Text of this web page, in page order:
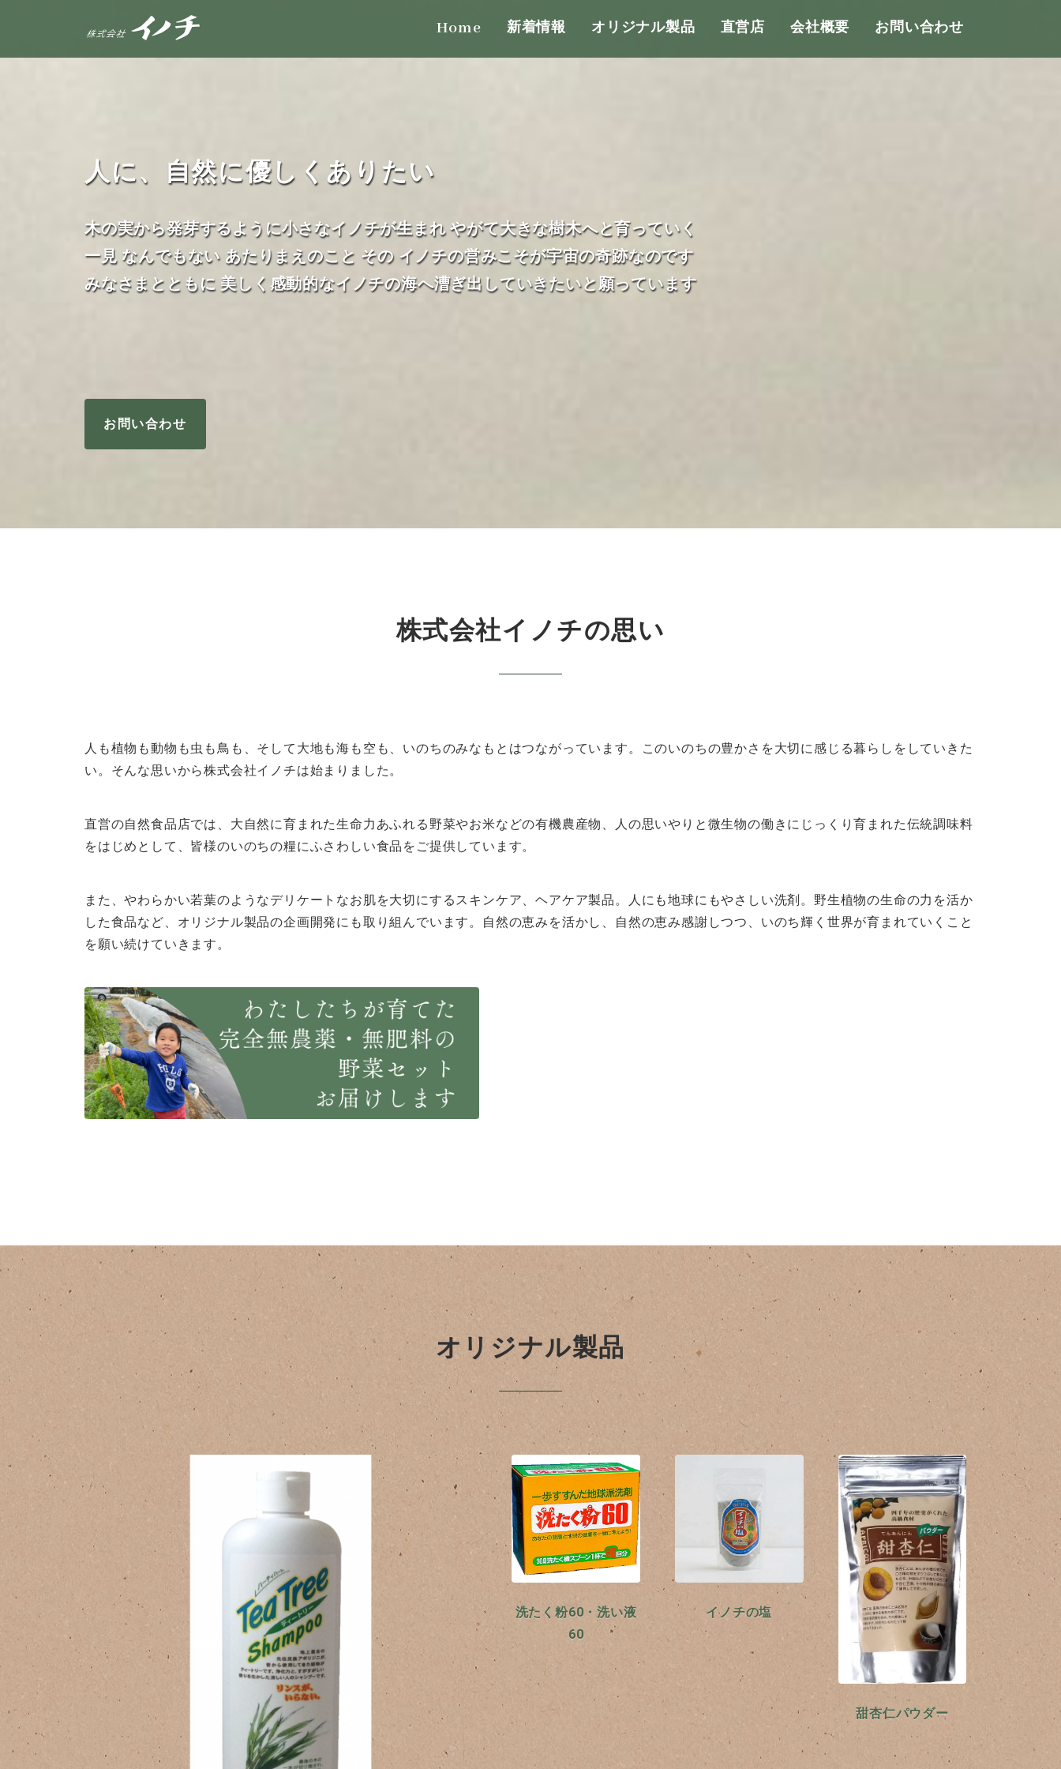
Home 新着情報 オリジナル製品 直営店 会社概要 お問い合わせ
人に、自然に優しくありたい
木の実から発芽するように小さなイノチが生まれ やがて大きな樹木へと育っていく
一見 なんでもない あたりまえのこと その イノチの営みこそが宇宙の奇跡なのです
みなさまとともに 美しく感動的なイノチの海へ漕ぎ出していきたいと願っています
お問い合わせ
株式会社イノチの思い
人も植物も動物も虫も鳥も、そして大地も海も空も、いのちのみなもとはつながっています。このいのちの豊かさを大切に感じる暮らしをしていきた
い。そんな思いから株式会社イノチは始まりました。
直営の自然食品店では、大自然に育まれた生命力あふれる野菜やお米などの有機農産物、人の思いやりと微生物の働きにじっくり育まれた伝統調味料
をはじめとして、皆様のいのちの糧にふさわしい食品をご提供しています。
また、やわらかい若葉のようなデリケートなお肌を大切にするスキンケア、ヘアケア製品。人にも地球にもやさしい洗剤。野生植物の生命の力を活か
した食品など、オリジナル製品の企画開発にも取り組んでいます。自然の恵みを活かし、自然の恵み感謝しつつ、いのち輝く世界が育まれていくこと
を願い続けていきます。
オリジナル製品
洗たく粉60・洗い液
60
イノチの塩
甜杏仁パウダー